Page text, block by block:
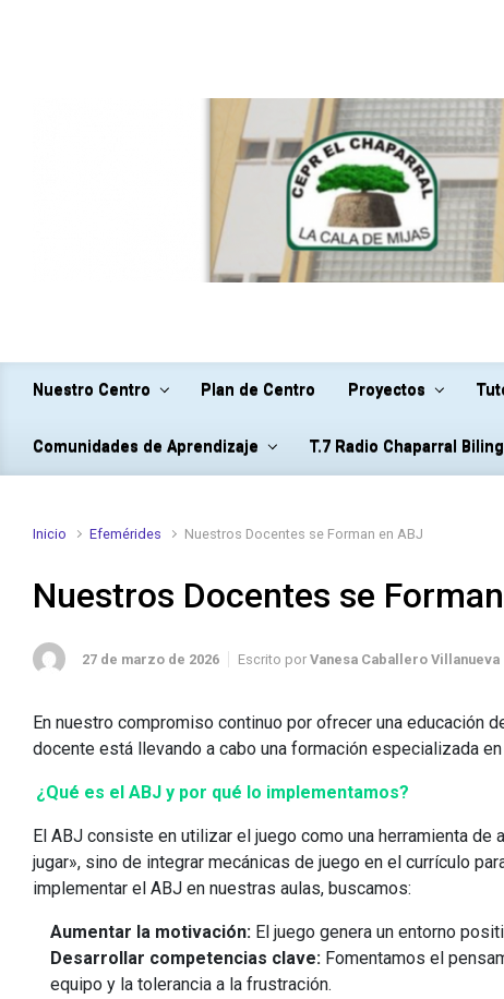
Nuestro Centro Plan de Centro Proyectos
Comunidades de Aprendizaje T.7 Radio Chaparral
Inicio Efemérides Nuestros Docentes se Forman en ABJ
Nuestros Docentes se
27 de marzo de 2026 Escrito por Vanesa Caballero Villanueva
En nuestro compromiso continuo por ofrecer una educación
docente está llevando a cabo una formación especializada en
¿Qué es el ABJ y por qué lo implementamos?
El ABJ consiste en utilizar el juego como una herramienta
jugar», sino de integrar mecánicas de juego en el currículo
implementar el ABJ en nuestras aulas, buscamos:
Aumentar la motivación: El juego genera un entorno
Desarrollar competencias clave: Fomentamos el
equipo y la tolerancia a la frustración.